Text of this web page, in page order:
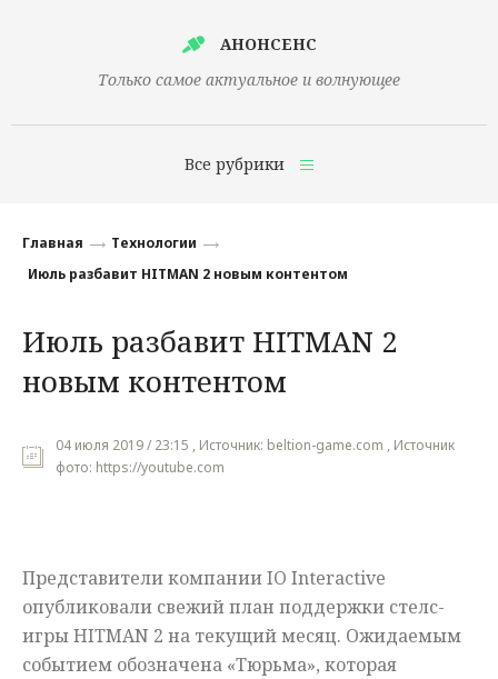
АНОНСЕНС
Только самое актуальное и волнующее
Все рубрики
Финансы
Наука
Культура
Общество
Происшествия
Главная
Технологии
Июль разбавит HITMAN 2 новым контентом
Июль разбавит HITMAN 2
новым контентом
04 июля 2019 / 23:15 , Источник: beltion-game.com , Источник
фото: https://youtube.com
Представители компании IO Interactive
опубликовали свежий план поддержки стелс-
игры HITMAN 2 на текущий месяц. Ожидаемым
событием обозначена «Тюрьма», которая